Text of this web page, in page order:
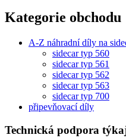
Kategorie obchodu
A-Z náhradní díly na
sidecar typ 560
sidecar typ 561
sidecar typ 562
sidecar typ 563
sidecar typ 700
připevňovací díly
Technická podpora